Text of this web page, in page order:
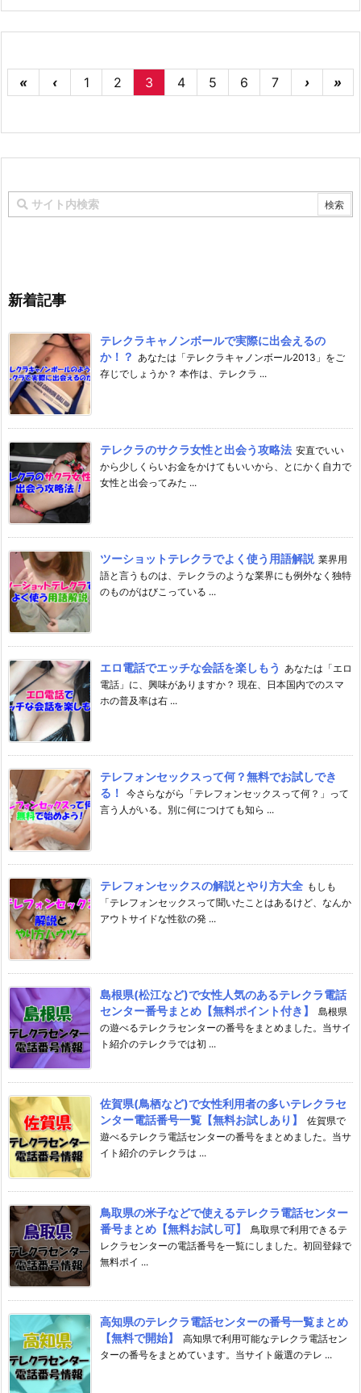
« ‹ 1 2 3 4 5 6 7 › »
新着記事
テレクラキャノンボールで実際に出会えるの
か！？ あなたは「テレクラキャノンボール2013」をご
存じでしょうか？ 本作は、テレクラ ...
テレクラのサクラ女性と出会う攻略法 安直でいい
から少しくらいお金をかけてもいいから、とにかく自力で
女性と出会ってみた ...
ツーショットテレクラでよく使う用語解説 業界用
語と言うものは、テレクラのような業界にも例外なく独特
のものがはびこっている ...
エロ電話でエッチな会話を楽しもう あなたは「エロ
電話」に、興味がありますか？ 現在、日本国内でのスマ
ホの普及率は右 ...
テレフォンセックスって何？無料でお試しでき
る！
今さらながら「テレフォンセックスって何？」って
言う人がいる。別に何につけても知ら ...
テレフォンセックスの解説とやり方大全 もしも
「テレフォンセックスって聞いたことはあるけど、なんか
アウトサイドな性欲の発 ...
島根県(松江など)で女性人気のあるテレクラ電話
センター番号まとめ【無料ポイント付き】
島根県
の遊べるテレクラセンターの番号をまとめました。当サイ
ト紹介のテレクラでは初 ...
佐賀県(鳥栖など)で女性利用者の多いテレクラセ
ンター電話番号一覧【無料お試しあり】
佐賀県で
遊べるテレクラ電話センターの番号をまとめました。当サ
イト紹介のテレクラは ...
鳥取県の米子などで使えるテレクラ電話センター
番号まとめ【無料お試し可】
鳥取県で利用できるテ
レクラセンターの電話番号を一覧にしました。初回登録で
無料ポイ ...
高知県のテレクラ電話センターの番号一覧まとめ
【無料で開始】
高知県で利用可能なテレクラ電話セン
ターの番号をまとめています。当サイト厳選のテレ ...